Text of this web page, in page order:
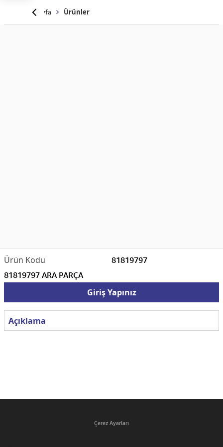
Anasayfa Ürünler
81819797
81819797 ARA PARÇA
Giriş Yapınız
Açıklama
Çerez Ayarları